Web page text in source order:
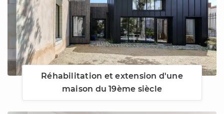
Réhabilitation et extension d'une
maison du 19ème siècle